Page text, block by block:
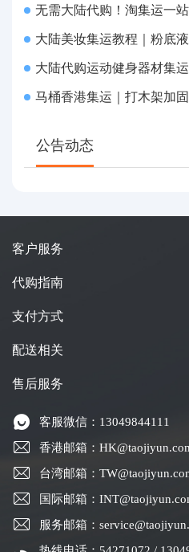
马桶香港集运｜打木架加
公告动态
客户服务
代购指南
支付方式
配送相关
售后服务
客服微信：13049844111
香港邮箱：
台湾邮箱：
国际邮箱：
服务邮箱：